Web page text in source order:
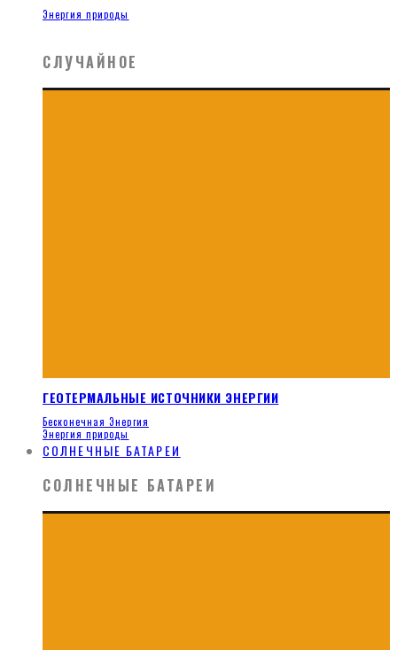
Энергия природы
СЛУЧАЙНОЕ
ГЕОТЕРМАЛЬНЫЕ ИСТОЧНИКИ ЭНЕРГИИ
Бесконечная Энергия
Энергия природы
СОЛНЕЧНЫЕ БАТАРЕИ
СОЛНЕЧНЫЕ БАТАРЕИ